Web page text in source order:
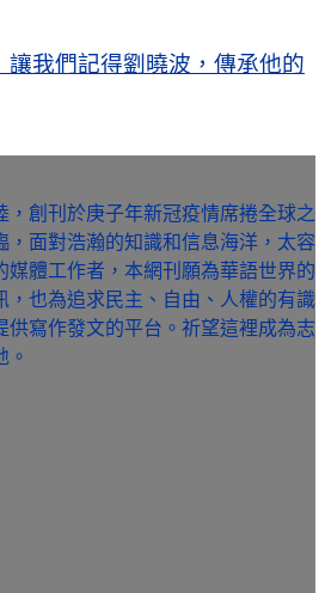
讓我們記得劉曉波，傳承他的
，創刊於庚子年新冠疫情席捲全球之
，面對浩瀚的知識和信息海洋，太容
媒體工作者，本網刊願為華語世界的
，也為追求民主、自由、人權的有識
供寫作發文的平台。祈望這裡成為志
。